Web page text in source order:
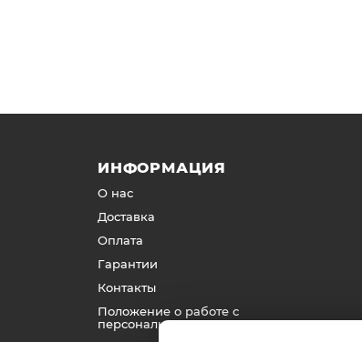
ИНФОРМАЦИЯ
О нас
Доставка
Оплата
Гарантии
Контакты
Положение о работе с
персональными данными